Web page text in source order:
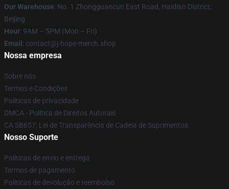
Our Warehouse: No. 1 Zhongguancun East Road, Haidian District,
Beijing
Hour: 9AM – 5PM (Mon – Fri)
Email : contact@j-hope-merch.shop
Nossa empresa
Sobre nós
Termos e Condições
Políticas de privacidade
DMCA - Política de Direitos Autorais
CA SB657: Lei de Transparência de Cadeia de Suprimentos
Nosso Suporte
Políticas de envio e entrega
Termos de pagamento
Políticas de devolução e reembolso